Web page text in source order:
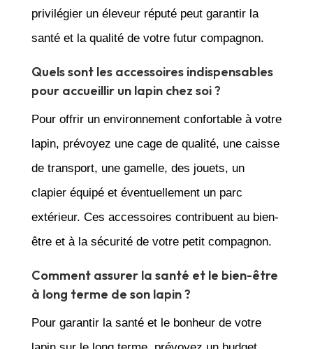
privilégier un éleveur réputé peut garantir la
santé et la qualité de votre futur compagnon.
Quels sont les accessoires indispensables
pour accueillir un lapin chez soi ?
Pour offrir un environnement confortable à votre
lapin, prévoyez une cage de qualité, une caisse
de transport, une gamelle, des jouets, un
clapier équipé et éventuellement un parc
extérieur. Ces accessoires contribuent au bien-
être et à la sécurité de votre petit compagnon.
Comment assurer la santé et le bien-être
à long terme de son lapin ?
Pour garantir la santé et le bonheur de votre